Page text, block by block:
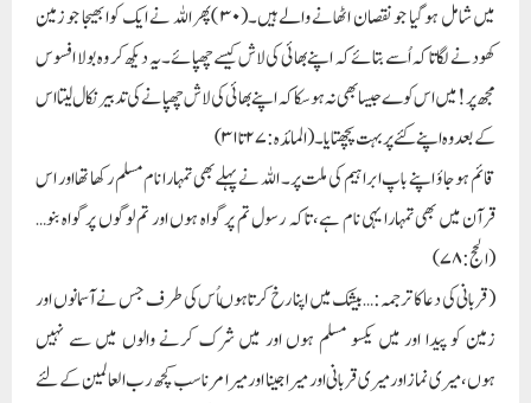
میں شامل ہو گیا جو نقصان اٹھانے والے ہیں۔(۳۰ )پھر اللہ نے ایک کوا بھیجا جو زمین
کھودنے لگا تا کہ اُسے بتائے کہ اپنے بھائی کی لاش کیسے چھپائے۔یہ دیکھ کر وہ بولا افسوس
مجھ پر! میں اس کوے جیسا بھی نہ ہو سکا کہ اپنے بھائی کی لاش چھپانے کی تدبیر نکال لیتا اس
کے بعد وہ اپنے کئے پر بہت پچھتایا۔ (المائدہ:۲۷تا۳۱ )
قائم ہو جاؤ اپنے باپ ابراہیم کی ملت پر۔ اللہ نے پہلے بھی تمہارا نام مسلم رکھا تھا اور اس
قرآن میں بھی تمہارا یہی نام ہے، تاکہ رسول تم پر گواہ ہوں اور تم لوگوں پر گواہ بنو…
(الحج:۷۸)
( قربانی کی دعا کا ترجمہ:…بیشک میں اپنا رخ کرتاہوںاُس کی طرف جس نے آسمانوں اور
زمین کو پیدا اور میں یکسو مسلم ہوں اور میں شرک کرنے والوں میں سے نہیں
ہوں،میری نمازاورمیری قربانی اور میرا جینا اور میرا مرناسب کچھ رب العالمین کے لئے